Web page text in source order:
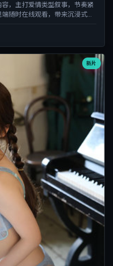
容，主打爱情类型叙事，节奏紧
随时在线观看，带来沉浸式视
新片